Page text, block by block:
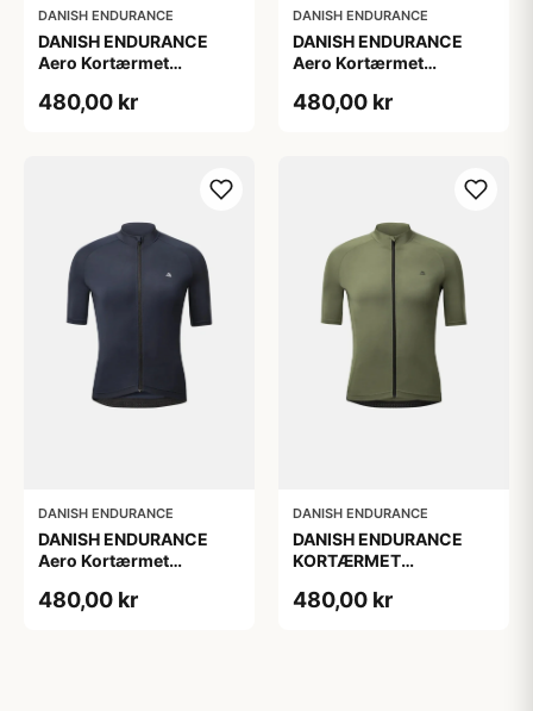
DANISH ENDURANCE
DANISH ENDURANCE
Aero Kortærmet
Pak
480,00 kr
DANISH ENDURANCE
DANISH ENDURANCE
Aero Kortærmet
Pak
480,00 kr
DANISH ENDURANCE
DANISH ENDURANCE
Aero Kortærmet
Pak
480,00 kr
DANISH ENDURANCE
DANISH ENDURANCE
KORTÆRMET
OLIVENGRØN 1-Pak
480,00 kr